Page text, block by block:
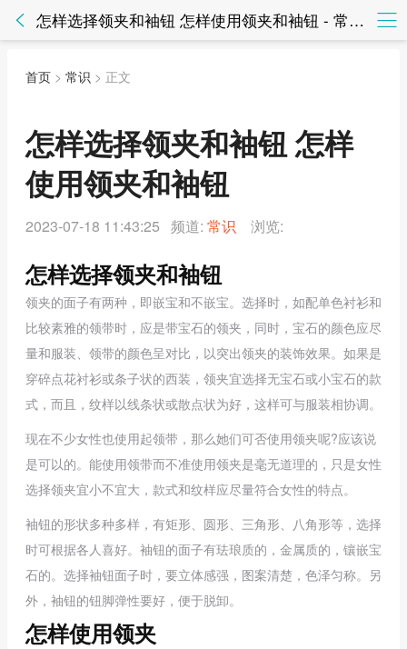
怎样选择领夹和袖钮 怎样使用领夹和袖钮 - 常识 - 知法网知法网
首页 > 常识 > 正文
怎样选择领夹和袖钮 怎样
使用领夹和袖钮
2023-07-18 11:43:25 频道: 常识 浏览:
怎样选择领夹和袖钮
领夹的面子有两种，即嵌宝和不嵌宝。选择时，如配单色衬衫和
比较素雅的领带时，应是带宝石的领夹，同时，宝石的颜色应尽
量和服装、领带的颜色呈对比，以突出领夹的装饰效果。如果是
穿碎点花衬衫或条子状的西装，领夹宜选择无宝石或小宝石的款
式，而且，纹样以线条状或散点状为好，这样可与服装相协调。
现在不少女性也使用起领带，那么她们可否使用领夹呢?应该说
是可以的。能使用领带而不准使用领夹是毫无道理的，只是女性
选择领夹宜小不宜大，款式和纹样应尽量符合女性的特点。
袖钮的形状多种多样，有矩形、圆形、三角形、八角形等，选择
时可根据各人喜好。袖钮的面子有珐琅质的，金属质的，镶嵌宝
石的。选择袖钮面子时，要立体感强，图案清楚，色泽匀称。另
外，袖钮的钮脚弹性要好，便于脱卸。
怎样使用领夹